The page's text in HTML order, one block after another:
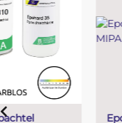
Epoxyspachtel Set